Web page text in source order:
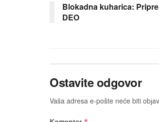
Blokadna kuharica:
DEO
Ostavite odgovor
Vaša adresa e-pošte neće biti